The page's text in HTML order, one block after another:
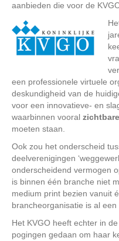
aanbieden die voor de
een professionele virtuele
deskundigheid van de
voor een innovatieve- en
waarbinnen vooral zichtbare
moeten staan.
Ook zou het onderscheid
deelverenigingen
onderscheidend vermogen
is binnen één branche niet
medium print bezien vanuit
brancheorganisatie is al een
Het KVGO heeft echter in
pogingen gedaan om haar